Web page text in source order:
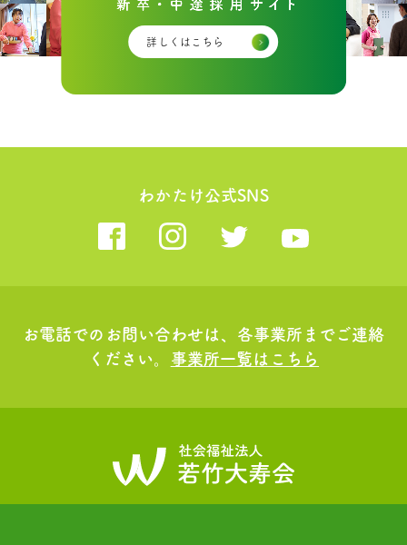
詳しくはこちら
わかたけ公式SNS
お電話でのお問い合わせは、各事業所までご連絡
ください。 事業所一覧はこちら